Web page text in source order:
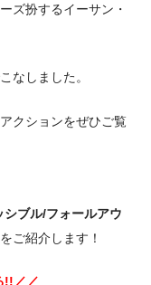
ズ扮するイーサン・
なしました。
クションをぜひご覧
ブル/フォールアウ
をご紹介します！
!!／／